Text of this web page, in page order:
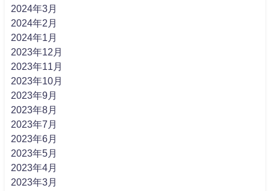
2024年3月
2024年2月
2024年1月
2023年12月
2023年11月
2023年10月
2023年9月
2023年8月
2023年7月
2023年6月
2023年5月
2023年4月
2023年3月